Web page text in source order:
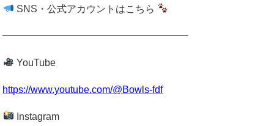
SNS・公式アカウントはこちら
━━━━━━━━━━━━━━━━━━━
YouTube
https://www.youtube.com/@Bowls-fdf
Instagram